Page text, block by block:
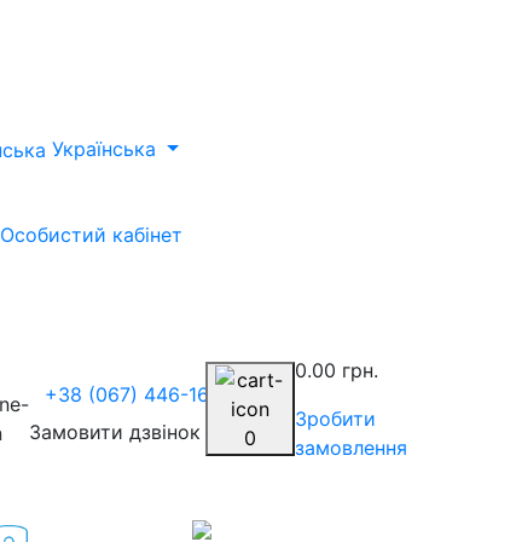
Українська
Особистий кабінет
+38 (067) 446-1675
Замовити дзвінок
0
0.00 грн.
Зробити
замовлення